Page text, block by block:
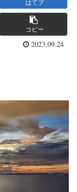
はてブ
コピー
2023.09.24